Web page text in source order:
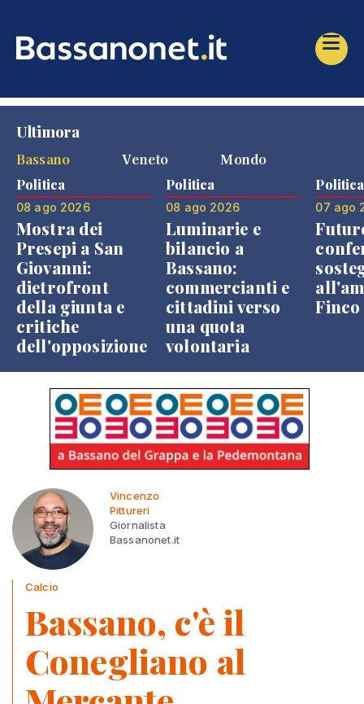
Ultimora
Bassano
Veneto Mondo
Politica
08 ago 2026
Mostra dei
Presepi a San
Giovanni:
dietrofront
della giunta e
critiche
dell'opposizione
Politica
08 ago 2026
Luminarie e
bilancio a
Bassano:
commercianti e
cittadini verso
una quota
volontaria
Politica
07 ago
Finco
Vincenzo
Pittureri
Giornalista
Bassanonet.it
Calcio
Bassano, c'è il
Conegliano al